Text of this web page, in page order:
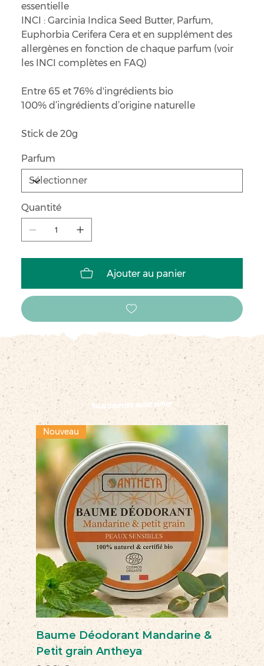
essentielle
INCI : Garcinia Indica Seed Butter, Parfum,
Euphorbia Cerifera Cera et en supplément des
allergènes en fonction de chaque parfum (voir
les INCI complètes en FAQ)
Entre 65 et 76% d'ingrédients bio
100% d’ingrédients d’origine naturelle
Stick de 20g
Parfum
Quantité
Ajouter au panier
Vous pourriez aussi aimer
Nouveau
Baume Déodorant Mandarine &
Petit grain Antheya